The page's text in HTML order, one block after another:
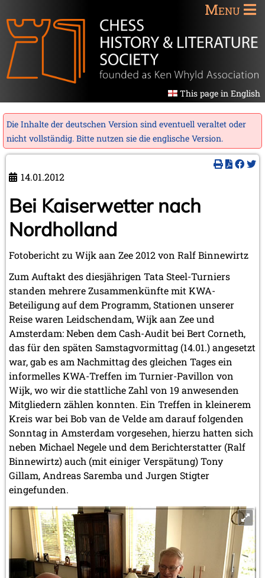
Menu
This page in English
Die Inhalte der deutschen Version sind eventuell veraltet oder
nicht vollständig. Bitte nutzen sie die englische Version.
14.01.2012
Bei Kaiserwetter nach
Nordholland
Fotobericht zu Wijk aan Zee 2012 von Ralf Binnewirtz
Zum Auftakt des diesjährigen Tata Steel-Turniers
standen mehrere Zusammenkünfte mit KWA-
Beteiligung auf dem Programm, Stationen unserer
Reise waren Leidschendam, Wijk aan Zee und
Amsterdam: Neben dem Cash-Audit bei Bert Corneth,
das für den späten Samstagvormittag (14.01.) angesetzt
war, gab es am Nachmittag des gleichen Tages ein
informelles KWA-Treffen im Turnier-Pavillon von
Wijk, wo wir die stattliche Zahl von 19 anwesenden
Mitgliedern zählen konnten. Ein Treffen in kleinerem
Kreis war bei Bob van de Velde am darauf folgenden
Sonntag in Amsterdam vorgesehen, hierzu hatten sich
neben Michael Negele und dem Berichterstatter (Ralf
Binnewirtz) auch (mit einiger Verspätung) Tony
Gillam, Andreas Saremba und Jurgen Stigter
eingefunden.